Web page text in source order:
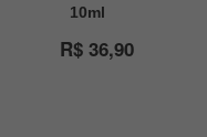
10ml
R$ 36,90